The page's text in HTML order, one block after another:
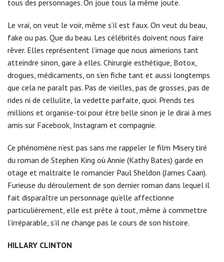
tous des personnages. On joue tous la même joute.
Le vrai, on veut le voir, même s’il est faux. On veut du beau,
fake ou pas. Que du beau. Les célébrités doivent nous faire
rêver. Elles représentent l’image que nous aimerions tant
atteindre sinon, gare à elles. Chirurgie esthétique, Botox,
drogues, médicaments, on s’en fiche tant et aussi longtemps
que cela ne paraît pas. Pas de vieilles, pas de grosses, pas de
rides ni de cellulite, la vedette parfaite, quoi. Prends tes
millions et organise-toi pour être belle sinon je le dirai à mes
amis sur Facebook, Instagram et compagnie.
Ce phénomène n’est pas sans me rappeler le film Misery tiré
du roman de Stephen King où Annie (Kathy Bates) garde en
otage et maltraite le romancier Paul Sheldon (James Caan).
Furieuse du déroulement de son dernier roman dans lequel il
fait disparaître un personnage qu’elle affectionne
particulièrement, elle est prête à tout, même à commettre
l’irréparable, s’il ne change pas le cours de son histoire.
HILLARY CLINTON